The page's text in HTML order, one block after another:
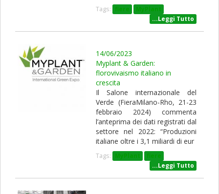
Tags: fiere
MyPlant
...Leggi Tutto
14/06/2023
Myplant & Garden:
florovivaismo italiano in
crescita
Il Salone internazionale del
Verde (FieraMilano-Rho, 21-23
febbraio 2024) commenta
l’anteprima dei dati registrati dal
settore nel 2022: “Produzioni
italiane oltre i 3,1 miliardi di eur
Tags: MyPlant
fiere
...Leggi Tutto